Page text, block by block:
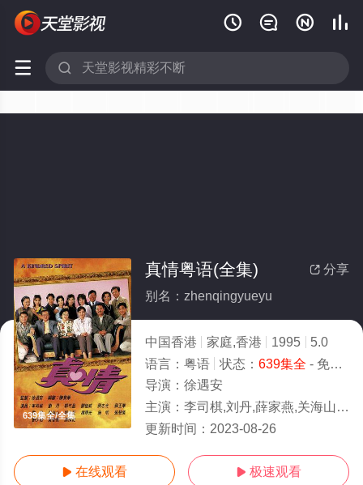
   
 
639集全/全集
 分享
真情粤语(全集)
别名：zhenqingyueyu
中国香港 家庭,香港 1995
5.0
语言： 粤语 状态： 639集全 - 免费在线观看
导演： 徐遇安
主演： 李司棋,刘丹,薛家燕,关海山,蒋志光,苏玉华,郭少芸,刘少君,刘恺威,谭倩红,卢庆辉,张慧仪,黄智贤,罗
更新时间： 2023-08-26
 在线观看  极速观看